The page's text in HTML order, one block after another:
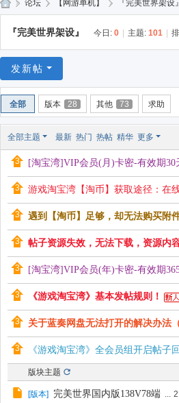
淘
宝
湾
» 论坛 › 【网游单机】 › 『完美世界架设』
『完美世界架设』 今日: 0 主题: 101
发新帖
全部 版本 28 其他 73 求助
全部主题 最新 热门 热帖 精华 更多
[淘宝湾]VIP会员(月)卡密-有效期30
游戏淘宝湾【淘币】获取途径：在
遇到【淘币】足够，却无法购买附
帖子资源失效，无法下载，资源内
[淘宝湾]VIP会员(年)卡密-有效期
《游戏淘宝湾》基本发帖规则！
关于蓝奏网盘无法打开的解决办法
《游戏淘宝湾》全会员组开启帖子
版块主题
[版本] 完美世界国内版138V78端 ... 2